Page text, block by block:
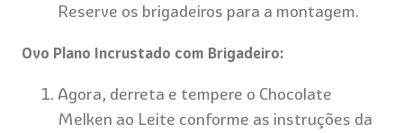
Reserve os brigadeiros para a montagem.
Ovo Plano Incrustado com Brigadeiro:
Agora, derreta e tempere o Chocolate
Melken ao Leite conforme as instruções da